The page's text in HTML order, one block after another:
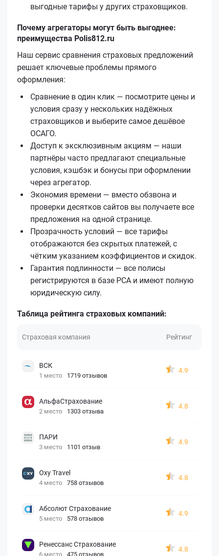
выгодные тарифы у других страховщиков.
Почему агрегаторы могут быть выгоднее:
преимущества Polis812.ru
Наш сервис сравнения страховых предложений
решает ключевые проблемы прямого
оформления:
Сравнение в один клик — посмотрите цены и
условия сразу у нескольких надёжных
страховщиков и выберите самое дешёвое
ОСАГО.
Доступ к эксклюзивным акциям — наши
партнёры часто предлагают специальные
условия, кэшбэк и бонусы при оформлении
через агрегатор.
Экономия времени — вместо обзвона и
проверки десятков сайтов вы получаете все
предложения на одной странице.
Прозрачность условий — все тарифы
отображаются без скрытых платежей, с
чётким указанием коэффициентов и скидок.
Гарантия подлинности — все полисы
регистрируются в базе РСА и имеют полную
юридическую силу.
Таблица рейтинга страховых компаний:
Страховая компания Рейтинг
ВСК
1 место 1719 отзывов
4.9
АльфаСтрахование
2 место 1303 отзыва
4.8
ПАРИ
3 место 1101 отзыв
4.9
Oxy Travel
4 место 758 отзывов
4.8
Абсолют Страхование
5 место 578 отзывов
4.9
Ренессанс Страхование
6 место 475 отзывов
4.8